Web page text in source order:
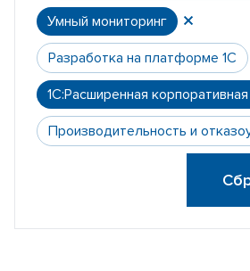
Умный мониторинг
Разработка на платформе 1С
1С:Расширенная
Производительность и